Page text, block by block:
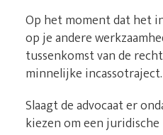
Op het moment dat het
op je andere
tussenkomst van de
minnelijke incassotraject.
Slaagt de advocaat er
kiezen om een